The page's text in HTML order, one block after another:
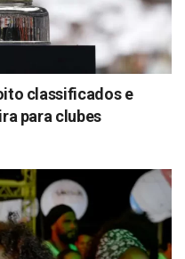
classificados e
para clubes